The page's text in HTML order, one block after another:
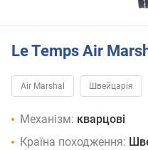
Le Temps Air
Air Marshal Швейцарія
Механізм: кварцові
Країна походження: